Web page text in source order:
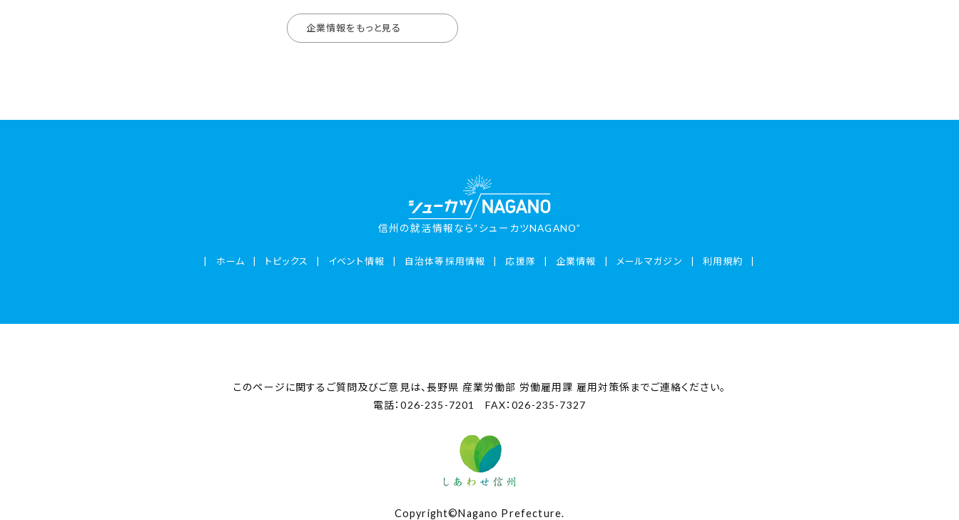
企業情報をもっと見る
信州の就活情報なら“シューカツNAGANO”
ホーム トピックス イベント情報 自治体等採用情報 応援隊 企業情報 メールマガジン 利用規約
このページに関するご質問及びご意見は、長野県 産業労働部 労働雇用課 雇用対策係までご連絡ください。
電話：026-235-7201 FAX：026-235-7327
Copyright©Nagano Prefecture.